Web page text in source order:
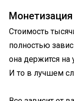
Монетизация
Стоимость
полностью
она держится на
И то в лучшем